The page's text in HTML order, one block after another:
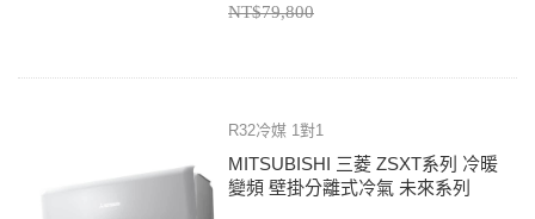
NT$79,800
R32冷媒 1對1
MITSUBISHI 三菱 ZSXT系列 冷暖
變頻 壁掛分離式冷氣 未來系列